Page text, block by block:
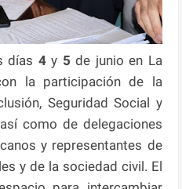
días 4y 5 de junio en La
la participación de la
Seguridad Social y
como de delegaciones
y representantes de
y de la sociedad civil. El